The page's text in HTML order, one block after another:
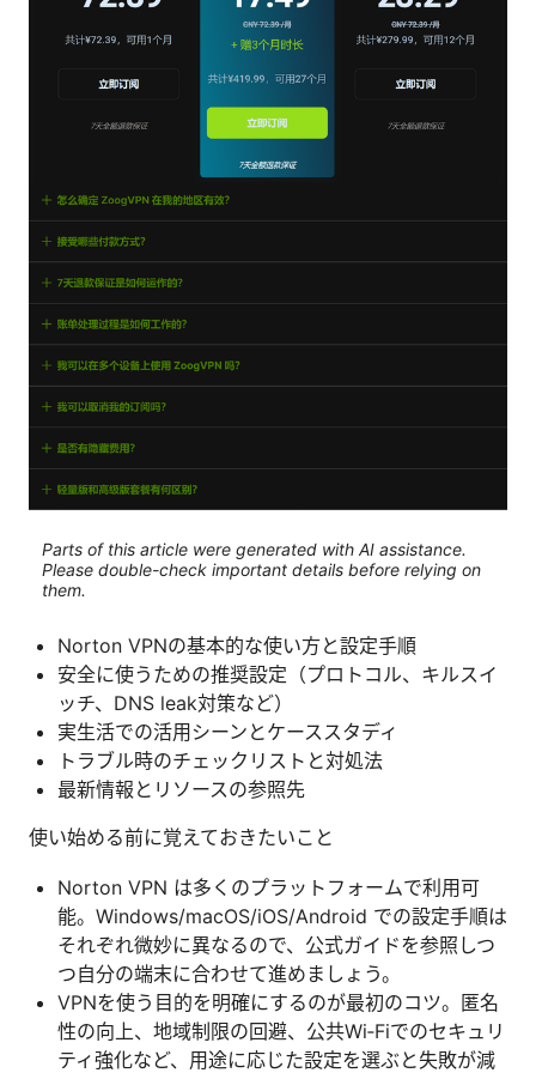
Parts of this article were generated with AI assistance.
Please double-check important details before relying on
them.
Norton VPNの基本的な使い方と設定手順
安全に使うための推奨設定（プロトコル、キルスイ
ッチ、DNS leak対策など）
実生活での活用シーンとケーススタディ
トラブル時のチェックリストと対処法
最新情報とリソースの参照先
使い始める前に覚えておきたいこと
Norton VPN は多くのプラットフォームで利用可
能。Windows/macOS/iOS/Android での設定手順は
それぞれ微妙に異なるので、公式ガイドを参照しつ
つ自分の端末に合わせて進めましょう。
VPNを使う目的を明確にするのが最初のコツ。匿名
性の向上、地域制限の回避、公共Wi‑Fiでのセキュリ
ティ強化など、用途に応じた設定を選ぶと失敗が減